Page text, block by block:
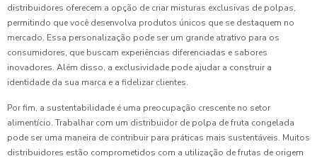
distribuidores oferecem a opção de criar misturas exclusivas de polpas,
permitindo que você desenvolva produtos únicos que se destaquem no
mercado. Essa personalização pode ser um grande atrativo para os
consumidores, que buscam experiências diferenciadas e sabores
inovadores. Além disso, a exclusividade pode ajudar a construir a
identidade da sua marca e a fidelizar clientes.
Por fim, a sustentabilidade é uma preocupação crescente no setor
alimentício. Trabalhar com um distribuidor de polpa de fruta congelada
pode ser uma maneira de contribuir para práticas mais sustentáveis. Muitos
distribuidores estão comprometidos com a utilização de frutas de origem